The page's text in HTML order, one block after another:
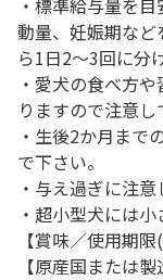
・標準給与量を
動量、妊娠期な
ら1日2～3回に分
・愛犬の食べ方
りますので注意し
・生後2か月まで
で下さい。
・与え過ぎに注意
・超小型犬には
【賞味／使用期
【原産国または